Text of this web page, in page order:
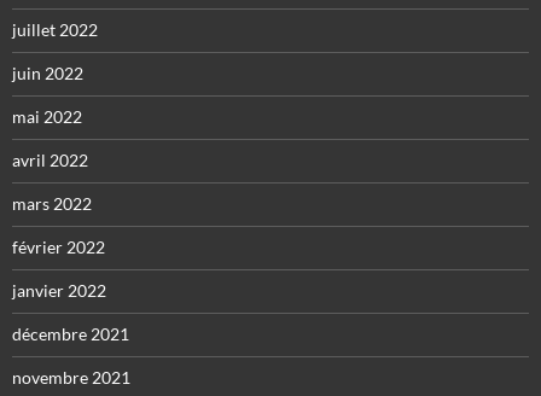
juillet 2022
juin 2022
mai 2022
avril 2022
mars 2022
février 2022
janvier 2022
décembre 2021
novembre 2021